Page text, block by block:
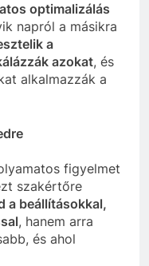
optimalizálás
napról a másikra
a
azokat, és
alkalmazzák a
figyelmet
szakértőre
a beállításokkal,
, hanem arra
és ahol